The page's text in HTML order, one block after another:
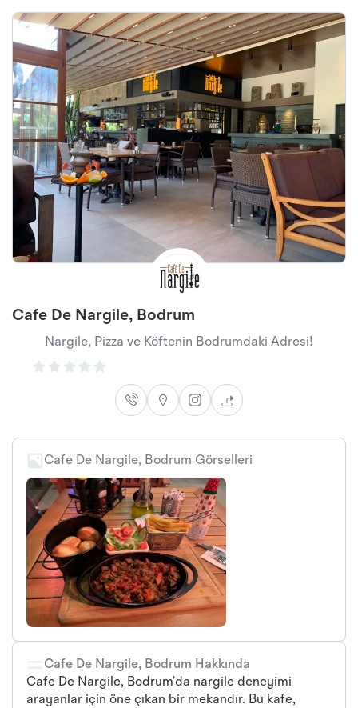
Cafe De Nargile, Bodrum
Nargile, Pizza ve Köftenin Bodrumdaki Adresi!
Cafe De Nargile, Bodrum Görselleri
Cafe De Nargile, Bodrum Hakkında
Cafe De Nargile, Bodrum’da nargile deneyimi
arayanlar için öne çıkan bir mekandır. Bu kafe,